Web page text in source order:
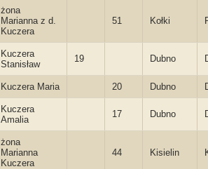
żona
Marianna z d.
Kuczera
51 Kołki
Kuczera
Stanisław
19 Dubno
Kuczera Maria 20 Dubno
Kuczera
Amalia
17 Dubno
żona
Marianna
Kuczera
44 Kisielin